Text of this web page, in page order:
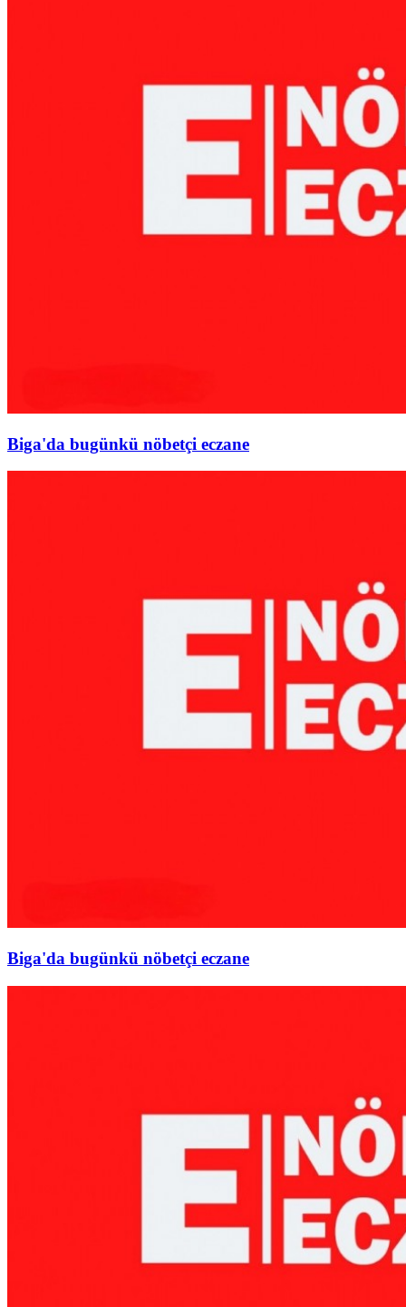
Biga'da bugünkü nöbetçi eczane
Biga'da bugünkü nöbetçi eczane